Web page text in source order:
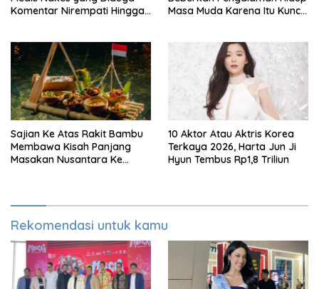
Komentar Nirempati Hingga
Masa Muda Karena Itu Kunci
Sajian Ke Atas Rakit Bambu
Membawa Kisah Panjang
Masakan Nusantara Ke
10 Aktor Atau Aktris Korea
Terkaya 2026, Harta Jun Ji
Hyun Tembus Rp1,8 Triliun
Rekomendasi untuk kamu